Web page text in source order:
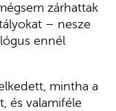
zárhattak
– nesze
ennél
mintha a
és valamiféle